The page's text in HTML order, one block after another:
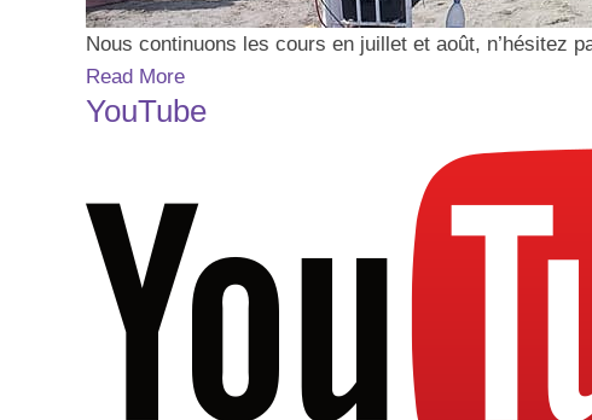
Nous continuons les cours en juillet et août, n’hésitez
Read More
YouTube